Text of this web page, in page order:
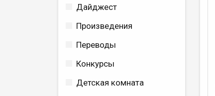
Дайджест
Произведения
Переводы
Конкурсы
Детская комната